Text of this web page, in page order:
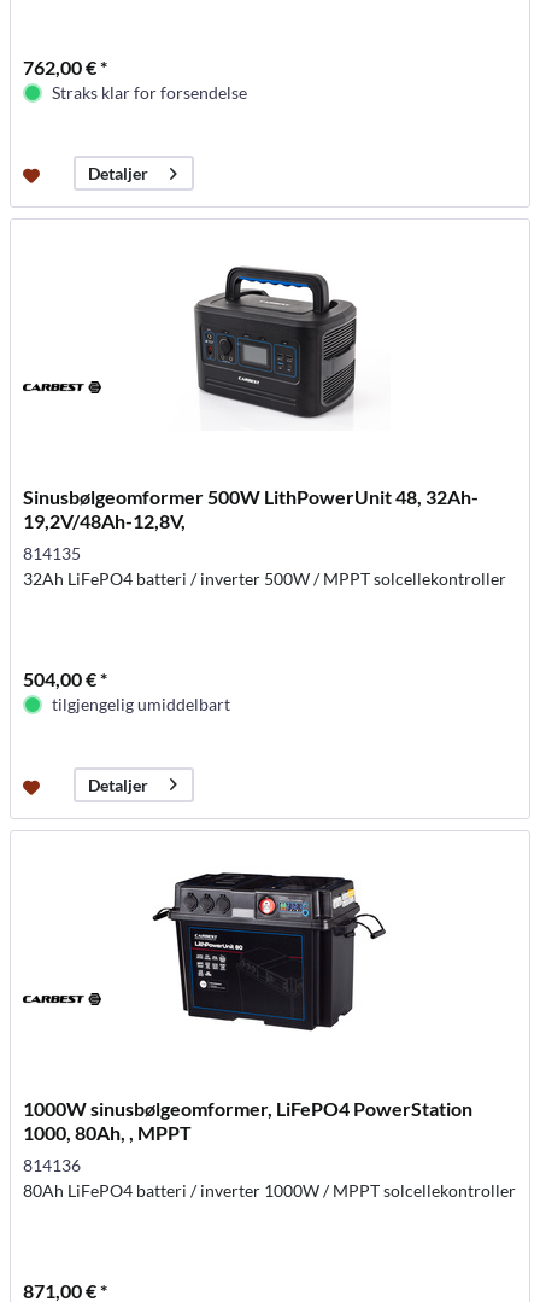
762,00 € *
Straks klar for forsendelse
Detaljer
Sinusbølgeomformer 500W LithPowerUnit 48, 32Ah-
19,2V/48Ah-12,8V,
814135
32Ah LiFePO4 batteri / inverter 500W / MPPT solcellekontroller
504,00 € *
tilgjengelig umiddelbart
Detaljer
1000W sinusbølgeomformer, LiFePO4 PowerStation
1000, 80Ah, , MPPT
814136
80Ah LiFePO4 batteri / inverter 1000W / MPPT solcellekontroller
871,00 € *